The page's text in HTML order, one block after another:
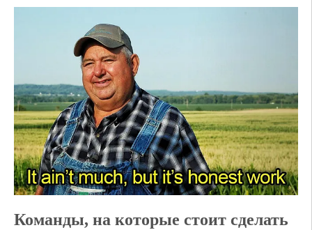
Команды, на которые стоит сделать